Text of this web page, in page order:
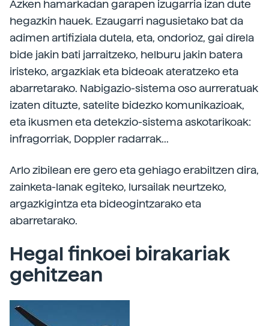
Azken hamarkadan garapen izugarria izan dute
hegazkin hauek. Ezaugarri nagusietako bat da
adimen artifiziala dutela, eta, ondorioz, gai direla
bide jakin bati jarraitzeko, helburu jakin batera
iristeko, argazkiak eta bideoak ateratzeko eta
abarretarako. Nabigazio-sistema oso aurreratuak
izaten dituzte, satelite bidezko komunikazioak,
eta ikusmen eta detekzio-sistema askotarikoak:
infragorriak, Doppler radarrak...
Arlo zibilean ere gero eta gehiago erabiltzen dira,
zainketa-lanak egiteko, lursailak neurtzeko,
argazkigintza eta bideogintzarako eta
abarretarako.
Hegal finkoei birakariak
gehitzean